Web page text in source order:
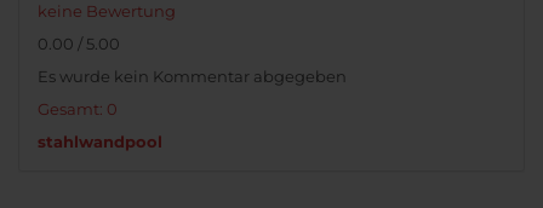
keine Bewertung
0.00 / 5.00
Es wurde kein Kommentar abgegeben
Gesamt: 0
stahlwandpool